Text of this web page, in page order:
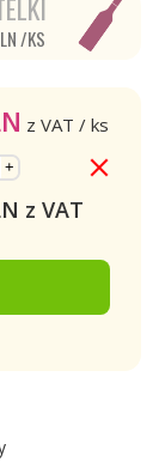
/KS
z VAT / ks
+
z VAT